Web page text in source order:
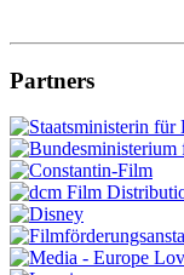
Partners